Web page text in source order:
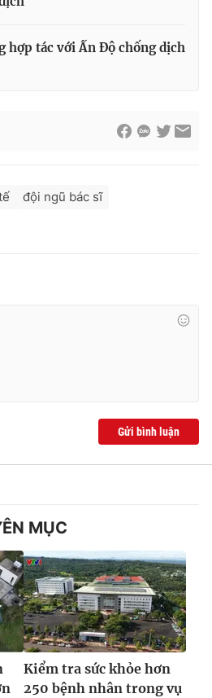
hình Việt Nam
thức nếu không có sự chấp
nguồn VTV.vn khi phát hành lại
hợp tác với Ấn Độ chống dịch
đội ngũ bác sĩ
Gửi bình luận
MỤC
Kiểm tra sức khỏe hơn
250 bệnh nhân trong vụ